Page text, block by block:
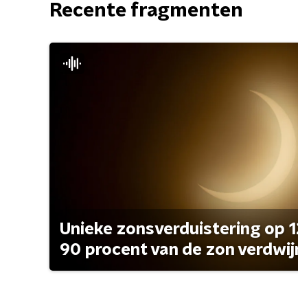
Recente fragmenten
Unieke zonsverduistering op
90 procent van de zon